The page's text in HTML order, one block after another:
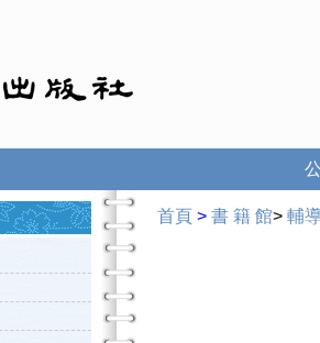
首頁 > 書 籍 館> 輔